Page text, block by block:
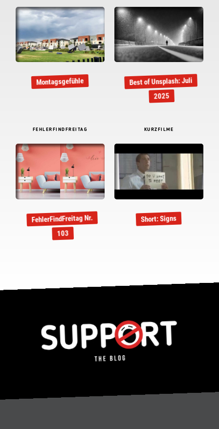
Montagsgefühle Best of Unsplash: Juli
2025
FEHLERFINDFREITAG
FehlerFindFreitag Nr.
103
KURZFILME
Short: Signs